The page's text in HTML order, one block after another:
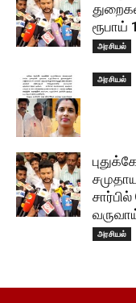
ரூபாய்
அரசியல்
அரசியல்
அரசியல்